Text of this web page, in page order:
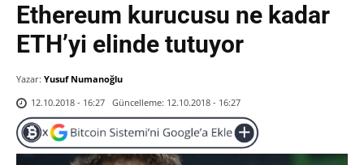
Ethereum kurucusu ne kadar
ETH’yi elinde tutuyor
Yazar: Yusuf Numanoğlu
12.10.2018 - 16:27 Güncelleme: 12.10.2018 - 16:27